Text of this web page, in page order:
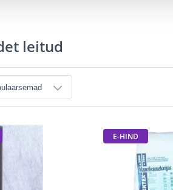
leitud
E-HIND